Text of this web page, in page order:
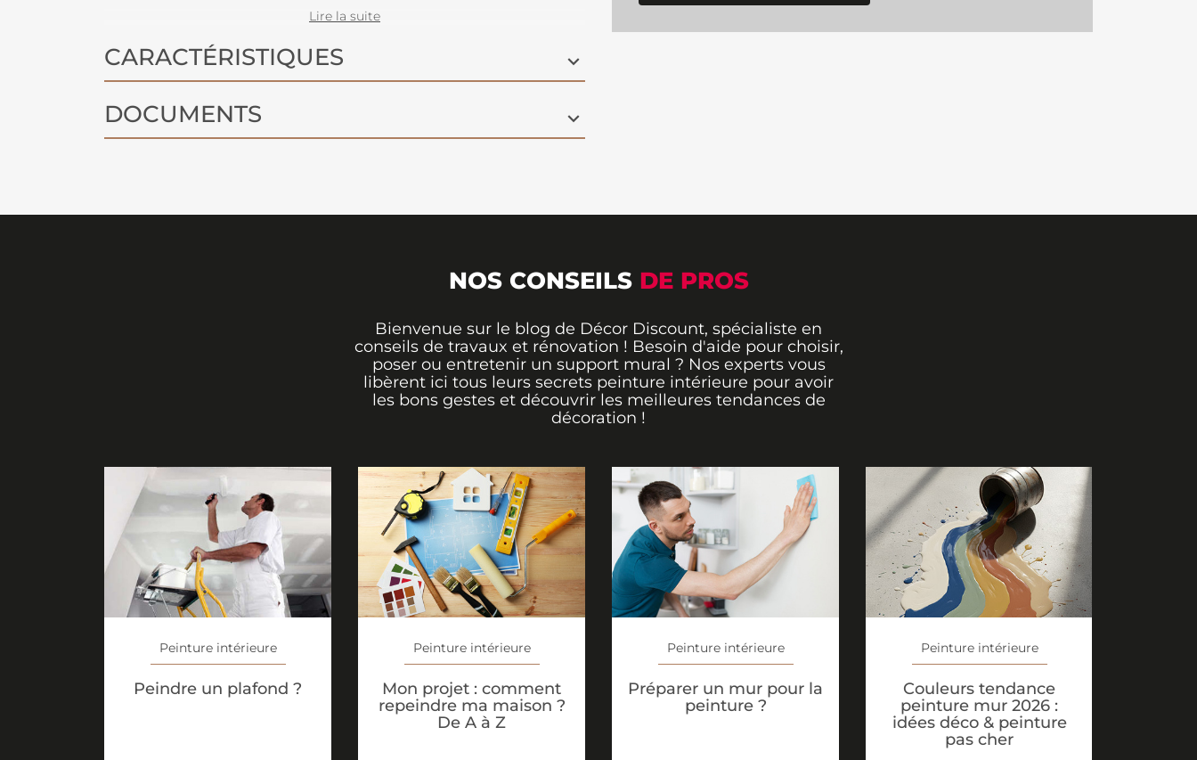
Lire la suite
CARACTÉRISTIQUES
DOCUMENTS
NOS CONSEILS DE PROS
Bienvenue sur le blog de Décor Discount, spécialiste en
conseils de travaux et rénovation ! Besoin d'aide pour choisir,
poser ou entretenir un support mural ? Nos experts vous
libèrent ici tous leurs secrets peinture intérieure pour avoir
les bons gestes et découvrir les meilleures tendances de
décoration !
Peinture intérieure
Peindre un plafond ?
Peinture intérieure
Mon projet : comment
repeindre ma maison ?
De A à Z
Peinture intérieure
Préparer un mur pour la
peinture ?
Peinture intérieure
Couleurs tendance
peinture mur 2026 :
idées déco & peinture
pas cher